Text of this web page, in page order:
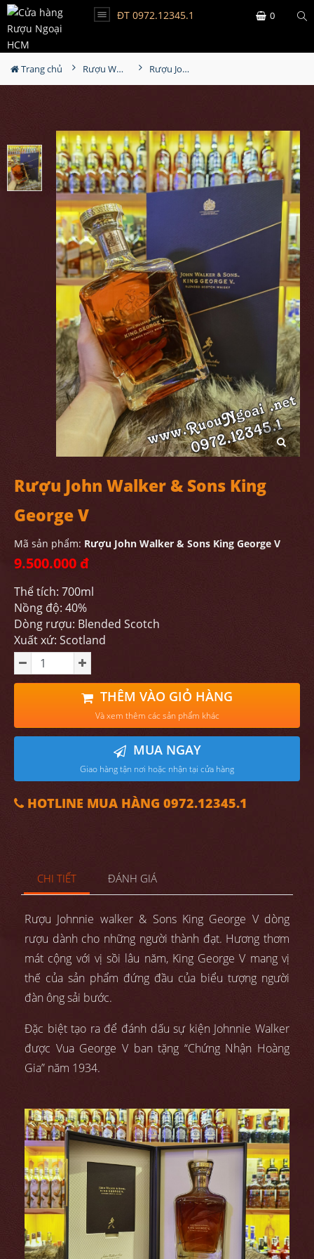
ĐT 0972.12345.1 0
Trang chủ Rượu Whisky Rượu John Walker & Sons King George V
Rượu John Walker & Sons King
George V
Mã sản phẩm: Rượu John Walker & Sons King George V
9.500.000 đ
Thể tích: 700ml
Nồng độ: 40%
Dòng rượu: Blended Scotch
Xuất xứ: Scotland
THÊM VÀO GIỎ HÀNG
Và xem thêm các sản phẩm khác
MUA NGAY
Giao hàng tận nơi hoặc nhận tại cửa hàng
HOTLINE MUA HÀNG 0972.12345.1
CHI TIẾT ĐÁNH GIÁ
Rượu Johnnie walker & Sons King George V dòng
rượu dành cho những người thành đạt. Hương thơm
mát cộng với vị sồi lâu năm, King George V mang vị
thế của sản phẩm đứng đầu của biểu tượng người
đàn ông sải bước.
Đặc biệt tạo ra để đánh dấu sự kiện Johnnie Walker
được Vua George V ban tặng “Chứng Nhận Hoàng
Gia” năm 1934.